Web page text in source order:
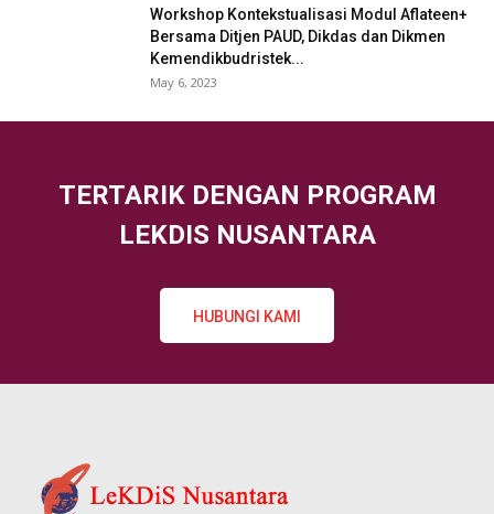
Workshop Kontekstualisasi Modul Aflateen+
Bersama Ditjen PAUD, Dikdas dan Dikmen
Kemendikbudristek...
May 6, 2023
TERTARIK DENGAN PROGRAM
LEKDIS NUSANTARA
HUBUNGI KAMI